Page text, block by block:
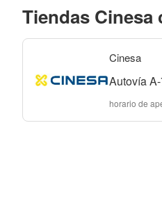
Tiendas Cinesa
Cinesa
Autovía
horario de